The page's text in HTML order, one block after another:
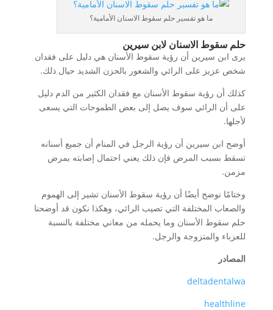
ما هو تفسير حلم سقوط الاسنان الأمامية؟
حلم سقوط الاسنان لابن سيرين
يرى ابن سيرين أن رؤية سقوط الأسنان هي دليل على فقدان
شخص عزيز على الرائي والشعور بالحزن الشديد حيال ذلك.
كذلك أن رؤية سقوط الأسنان مع فقدان الكثير من الدم دليل
على أن الرائي سوف يصل إلى بعض الطموحات التي يسعى
لأجلها.
أوضح ابن سيرين أن رؤية الرجل في المنام أن جميع أسنانه
تسقط بسبب المرض فإن ذلك يعني احتمال إصابته بمرض
مزمن.
وختامًا نوضح أيضًا أن رؤية سقوط الأسنان تشير إلى الهموم
والصعاب المختلفة التي تصيب الرائي، وهكذا نكون قد أوضحنا
حلم سقوط الأسنان وما يحمله من معاني مختلفة بالنسبة
للعزباء والمتزوجة والرجل.
المصادر
deltadentalwa
healthline